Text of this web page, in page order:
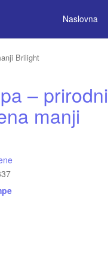
Naslovna
Brilight
– prirodni
manji